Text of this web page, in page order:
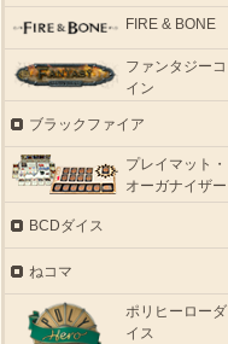
FIRE & BONE
ファンタジーコ
イン
ブラックファイア
プレイマット・
オーガナイザー
BCDダイス
ねコマ
ポリヒーローダ
イス